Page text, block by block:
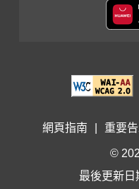
網頁指南 重要
©
最後更新日